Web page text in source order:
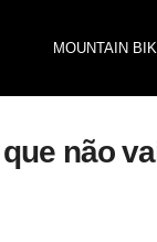
MOUNTAIN
não